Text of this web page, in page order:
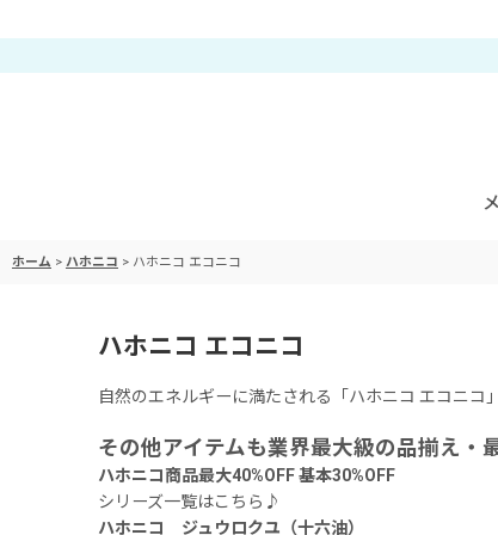
ホーム > ハホニコ > ハホニコ エコニコ
ハホニコ エコニコ
自然のエネルギーに満たされる「ハホニコ エコニコ」
その他アイテムも業界最大級の品揃え・
ハホニコ商品最大40%OFF 基本30%OFF
シリーズ一覧はこちら♪
ハホニコ ジュウロクユ（十六油）